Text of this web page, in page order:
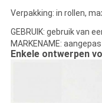
Verpakking: in rollen,
GEBRUIK: gebruik van
MARKENAME:
Enkele ontwerpen